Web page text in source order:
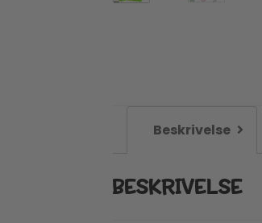
Beskrivelse
BESKRIVELSE